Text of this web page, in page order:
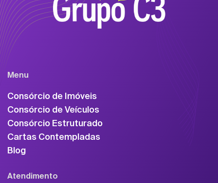
Menu
Consórcio de Imóveis
Consórcio de Veículos
Consórcio Estruturado
Cartas Contempladas
Blog
Atendimento